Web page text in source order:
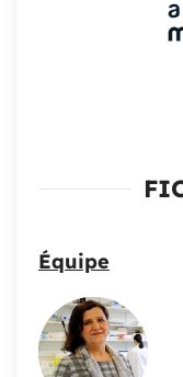
Équipe